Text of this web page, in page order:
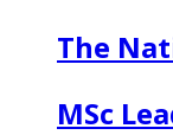
The
MSc